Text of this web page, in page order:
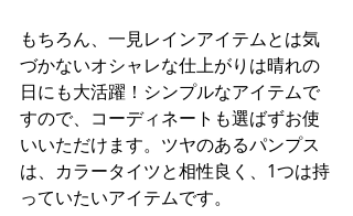
もちろん、一見レインアイテムとは気
づかないオシャレな仕上がりは晴れの
日にも大活躍！シンプルなアイテムで
すので、コーディネートも選ばずお使
いいただけます。ツヤのあるパンプス
は、カラータイツと相性良く、1つは持
っていたいアイテムです。